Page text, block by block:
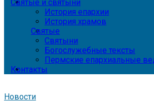
Святые и святыни
История епархии
История храмов
Святые
Святыни
Богослужебные тексты
Пермские епархиальные
Контакты
Новости